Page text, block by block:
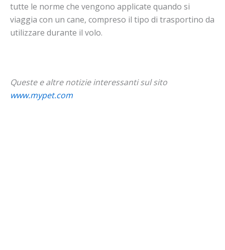
tutte le norme che vengono applicate quando si
viaggia con un cane, compreso il tipo di trasportino da
utilizzare durante il volo.
Queste e altre notizie interessanti sul sito
www.mypet.com